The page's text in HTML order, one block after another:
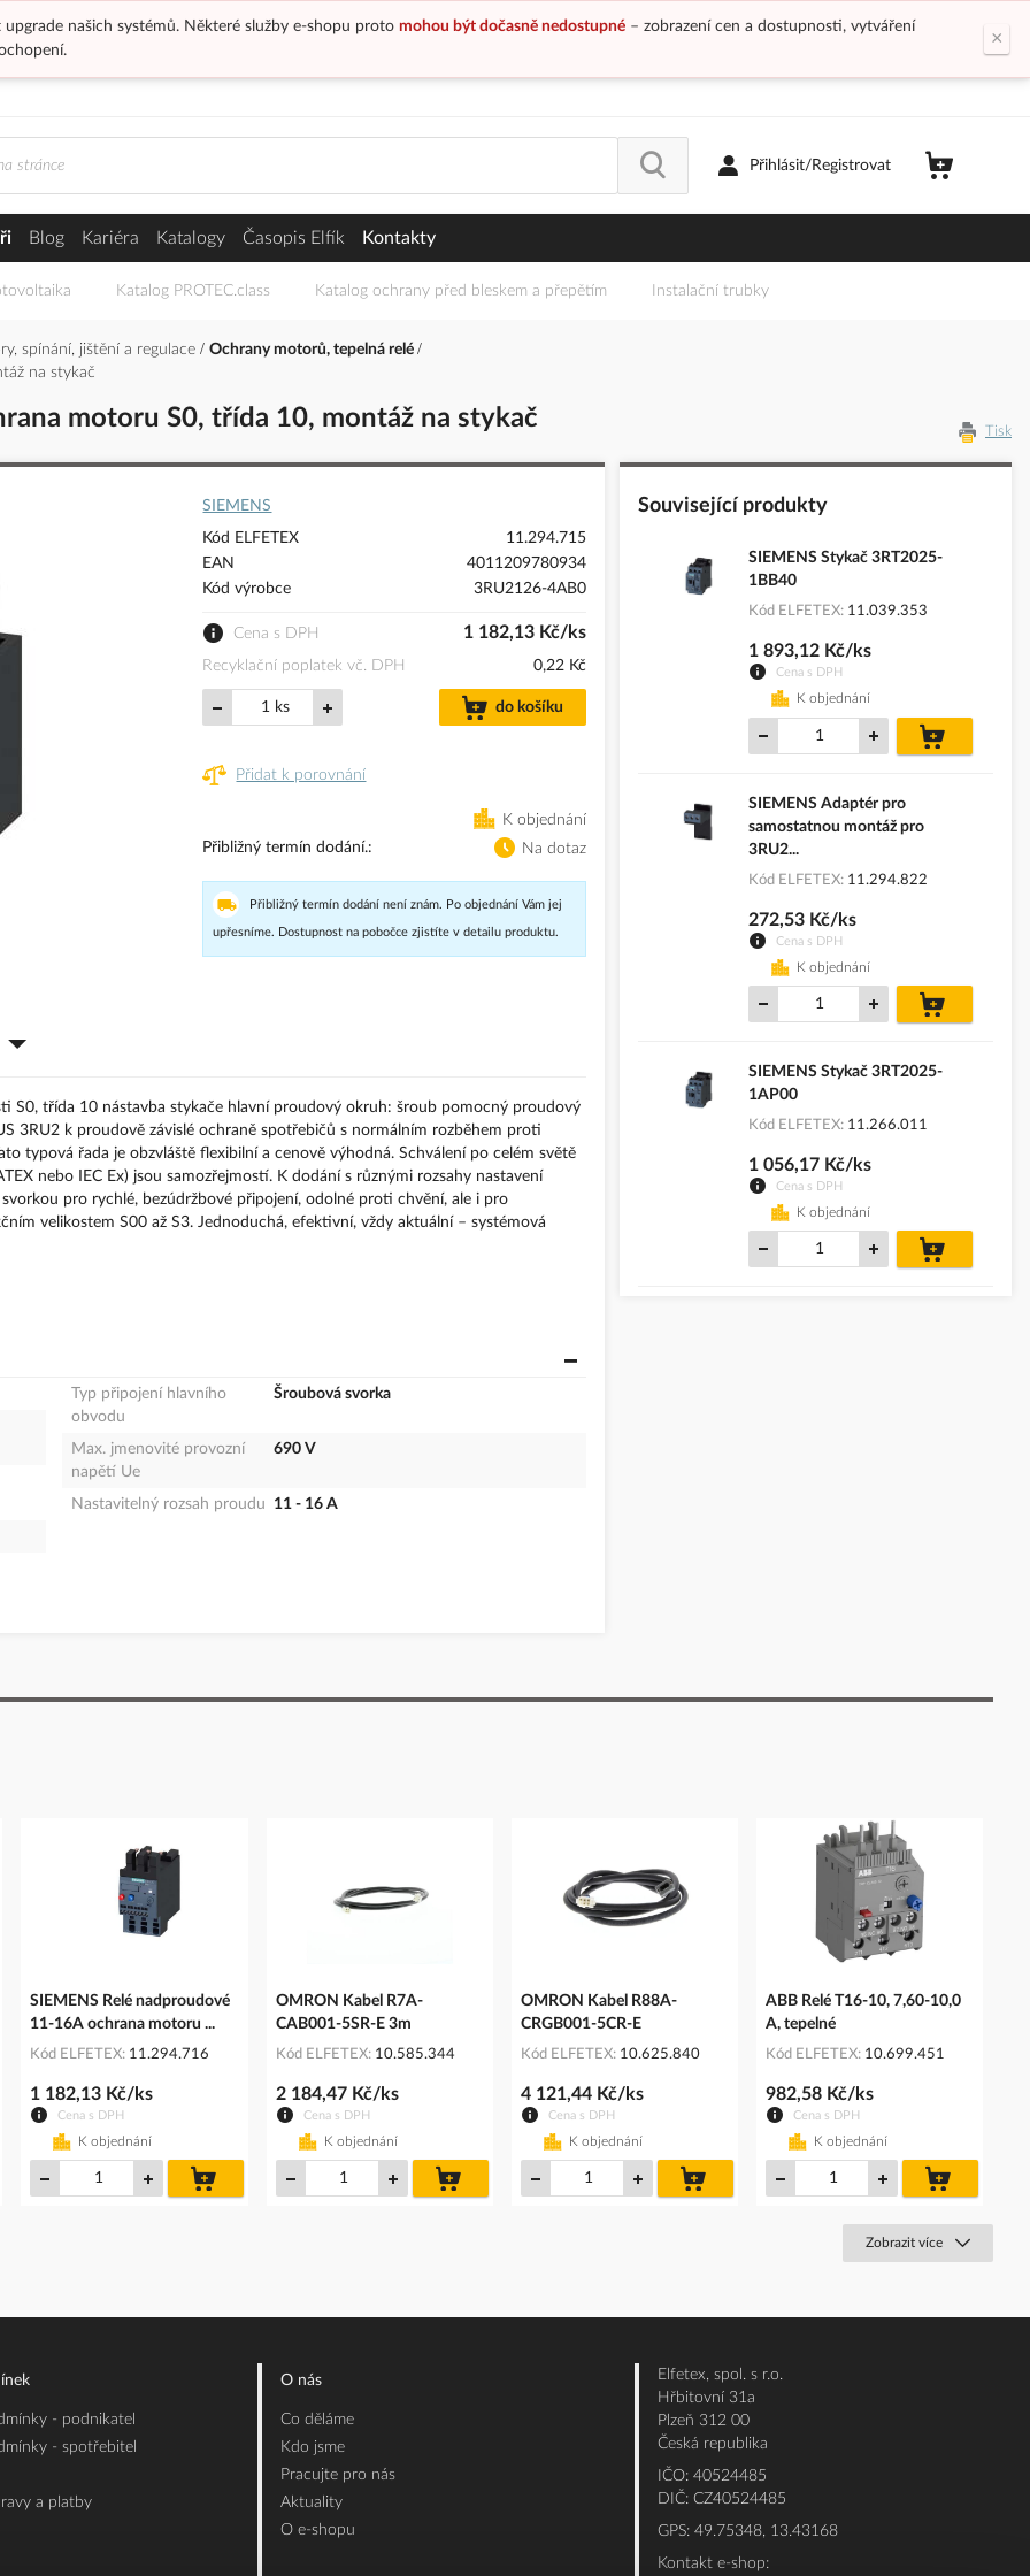
našich systémů. Některé služby e-shopu proto mohou být dočasně nedostupné– zobrazení cen a dostupnosti, vytváření
×
Přihlásit/Registrovat
Blog Kariéra Katalogy Časopis Elfík Kontakty
Katalog PROTEC.class Katalog ochrany před bleskem a přepětím Instalační trubky
spínání, jištění a regulace
Ochrany motorů, tepelná relé
na stykač
motoru S0, třída 10, montáž na stykač Tisk
SIEMENS
Kód ELFETEX
11.294.715
EAN
4011209780934
Kód výrobce
3RU2126-4AB0
Cena s DPH 1 182,13 Kč/ks
Recyklační poplatek vč. DPH 0,22 Kč
ks do košíku
Přidat k porovnání
K objednání
Přibližný termín dodání.
Na dotaz
Přibližný termín dodání není znám. Po objednání Vám jej
upřesníme. Dostupnost na pobočce zjistíte v detailu produktu.
S0, třída 10 nástavba stykače hlavní proudový okruh: šroub pomocný proudový
3RU2 k proudově závislé ochraně spotřebičů s normálním rozběhem proti
typová řada je obzvláště flexibilní a cenově výhodná. Schválení po celém světě
nebo IEC Ex) jsou samozřejmostí. K dodání s různými rozsahy nastavení
pro rychlé, bezúdržbové připojení, odolné proti chvění, ale i pro
velikostem S00 až S3. Jednoduchá, efektivní, vždy aktuální – systémová
Typ připojení hlavního
obvodu
Šroubová svorka
Max. jmenovité provozní
napětí Ue
690 V
Nastavitelný rozsah proudu 11 - 16 A
Související produkty
SIEMENS Stykač 3RT2025-
1BB40
Kód ELFETEX 11.039.353
Cena s DPH
1 893,12 Kč/ks
K objednání
košíku
SIEMENS Adaptér pro
samostatnou montáž pro
3RU2...
Kód ELFETEX 11.294.822
Cena s DPH
272,53 Kč/ks
K objednání
košíku
SIEMENS Stykač 3RT2025-
1AP00
Kód ELFETEX 11.266.011
Cena s DPH
1 056,17 Kč/ks
K objednání
košíku
SIEMENS Relé nadproudové
11-16A ochrana motoru ...
Kód ELFETEX 11.294.716
Cena s DPH
1 182,13 Kč/ks
K objednání
košíku
OMRON Kabel R7A-
CAB001-5SR-E 3m
Kód ELFETEX 10.585.344
Cena s DPH
2 184,47 Kč/ks
K objednání
košíku
OMRON Kabel R88A-
CRGB001-5CR-E
Kód ELFETEX 10.625.840
Cena s DPH
4 121,44 Kč/ks
K objednání
košíku
ABB Relé T16-10, 7,60-10,0
A, tepelné
Kód ELFETEX 10.699.451
Cena s DPH
982,58 Kč/ks
K objednání
košíku
Zobrazit více
- podnikatel
- spotřebitel
a platby
O nás
Co děláme
Kdo jsme
Pracujte pro nás
Aktuality
O e-shopu
Elfetex, spol. s r.o.
Hřbitovní 31a
Plzeň 312 00
Česká republika
IČO: 40524485
DIČ: CZ40524485
GPS: 49.75348, 13.43168
Kontakt e-shop: